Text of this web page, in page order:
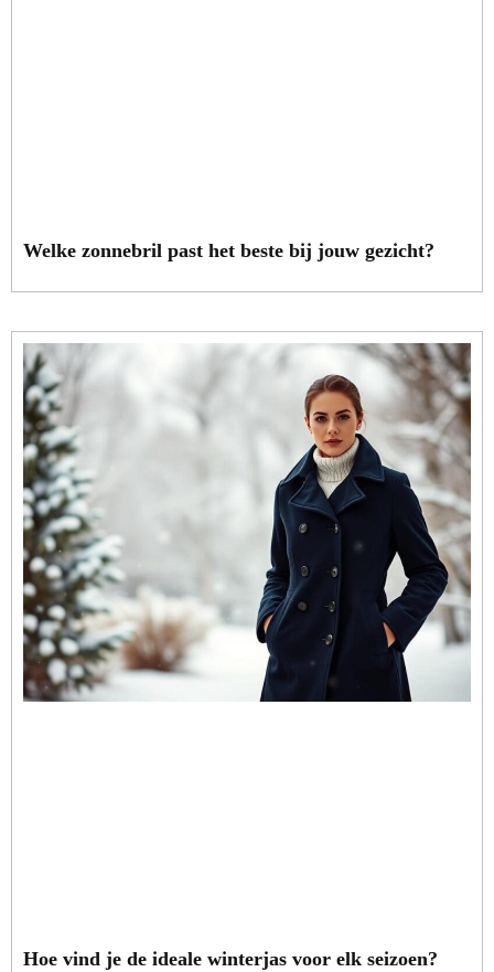
Welke zonnebril past het beste bij jouw gezicht?
Hoe vind je de ideale winterjas voor elk seizoen?